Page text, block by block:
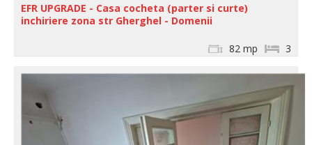
EFR UPGRADE - Casa cocheta (parter si curte)
inchiriere zona str Gherghel - Domenii
3
82 mp